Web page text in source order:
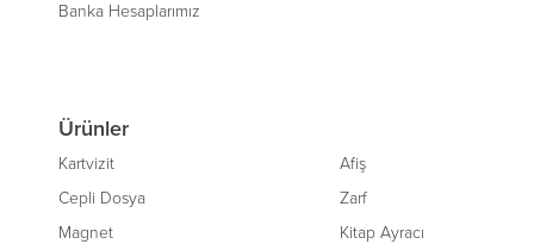
Banka Hesaplarımız
Ürünler
Kartvizit
Cepli Dosya
Magnet
Afiş
Zarf
Kitap Ayracı